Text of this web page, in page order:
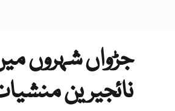
جڑواں شہروں
نائجیرین